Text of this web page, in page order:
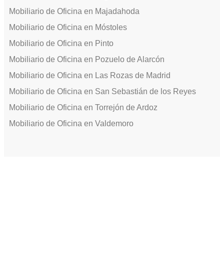
Mobiliario de Oficina en Majadahoda
Mobiliario de Oficina en Móstoles
Mobiliario de Oficina en Pinto
Mobiliario de Oficina en Pozuelo de Alarcón
Mobiliario de Oficina en Las Rozas de Madrid
Mobiliario de Oficina en San Sebastián de los Reyes
Mobiliario de Oficina en Torrejón de Ardoz
Mobiliario de Oficina en Valdemoro